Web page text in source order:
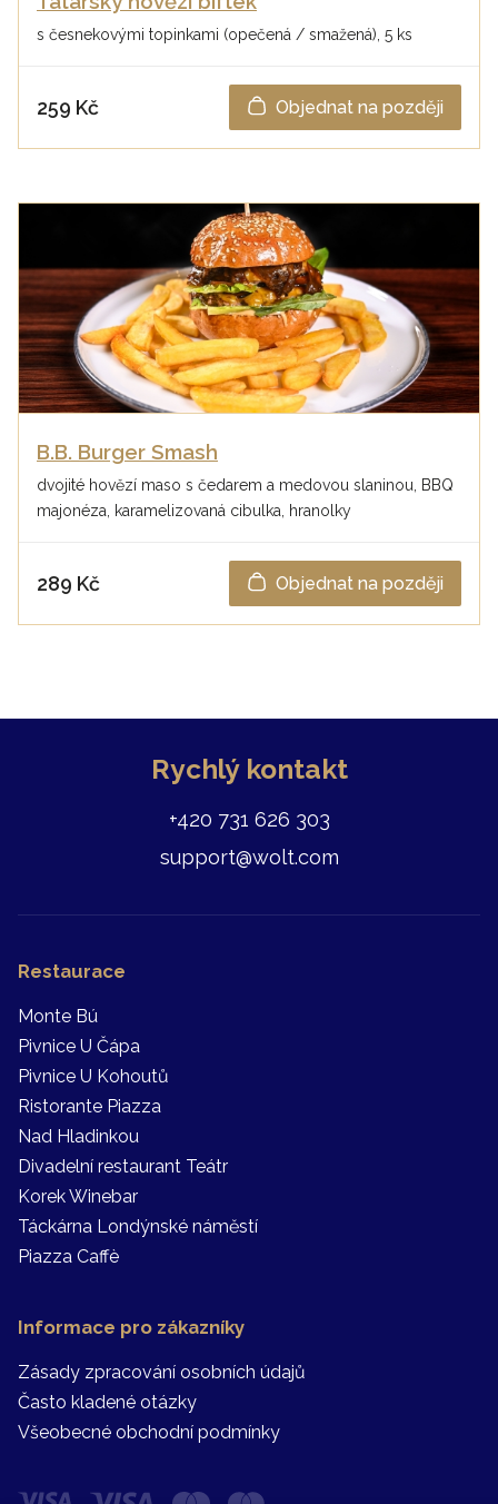
s česnekovými topinkami (opečená / smažená), 5 ks
259 Kč Objednat na později
B.B. Burger Smash
dvojité hovězí maso s čedarem a medovou slaninou, BBQ
majonéza, karamelizovaná cibulka, hranolky
289 Kč Objednat na později
Rychlý kontakt
+420 731 626 303
support@wolt.com
Restaurace
Monte Bú
Pivnice U Čápa
Pivnice U Kohoutů
Ristorante Piazza
Nad Hladinkou
Divadelní restaurant Teátr
Korek Winebar
Táckárna Londýnské náměstí
Piazza Caffè
Informace pro zákazníky
Zásady zpracování osobních údajů
Často kladené otázky
Všeobecné obchodní podmínky